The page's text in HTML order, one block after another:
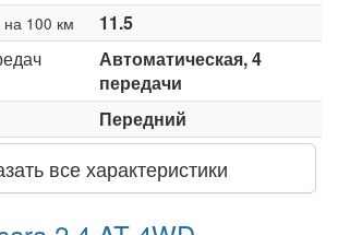
на 100 км
11.5
Автоматическая, 4
передачи
Передний
все характеристики